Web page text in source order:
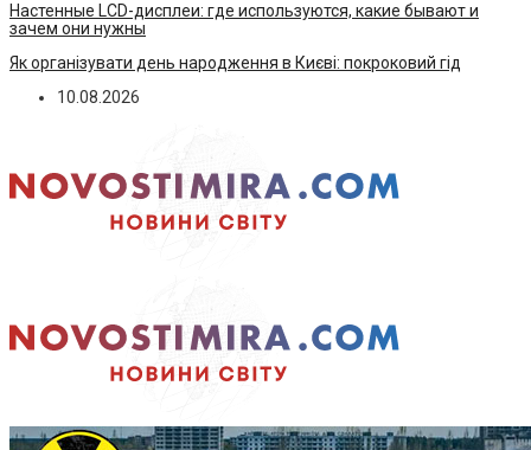
Настенные LCD-дисплеи: где используются, какие бывают и
зачем они нужны
Як організувати день народження в Києві: покроковий гід
10.08.2026